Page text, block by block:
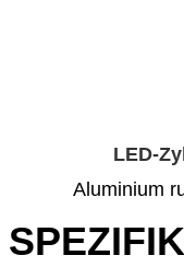
LED-
Aluminium